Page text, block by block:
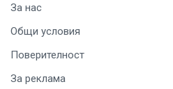
За нас
Общи условия
Поверителност
За реклама